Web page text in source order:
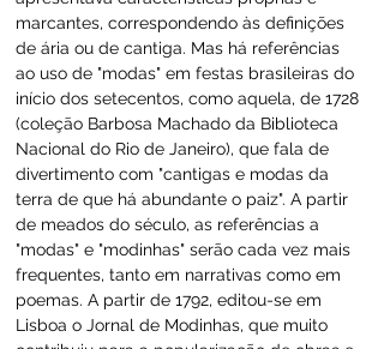
marcantes, correspondendo às definições
de ária ou de cantiga. Mas há referências
ao uso de "modas" em festas brasileiras do
início dos setecentos, como aquela, de 1728
(coleção Barbosa Machado da Biblioteca
Nacional do Rio de Janeiro), que fala de
divertimento com "cantigas e modas da
terra de que há abundante o paiz". A partir
de meados do século, as referências a
"modas" e "modinhas" serão cada vez mais
frequentes, tanto em narrativas como em
poemas. A partir de 1792, editou-se em
Lisboa o Jornal de Modinhas, que muito